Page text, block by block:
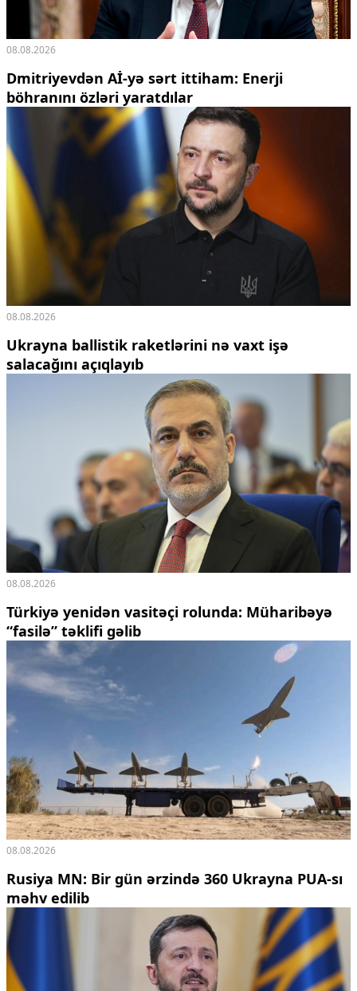
08.08.2026
Dmitriyevdən Aİ-yə sərt ittiham: Enerji
böhranını özləri yaratdılar
08.08.2026
Ukrayna ballistik raketlərini nə vaxt işə
salacağını açıqlayıb
08.08.2026
Türkiyə yenidən vasitəçi rolunda: Müharibəyə
“fasilə” təklifi gəlib
08.08.2026
Rusiya MN: Bir gün ərzində 360 Ukrayna PUA-sı
məhv edilib